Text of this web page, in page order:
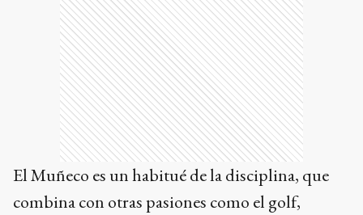
El Muñeco es un habitué de la disciplina, que
combina con otras pasiones como el golf,